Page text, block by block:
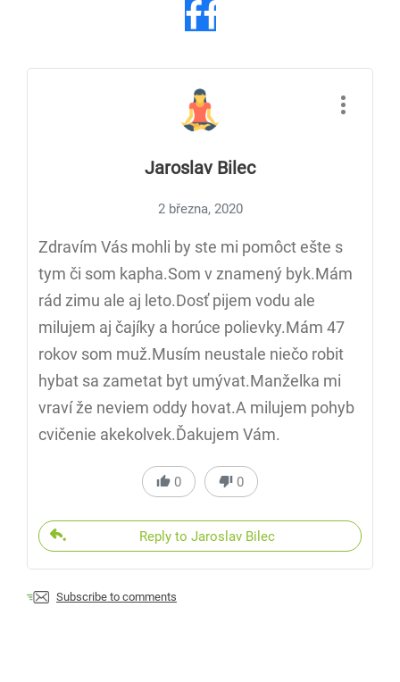
Jaroslav Bilec
2 března, 2020
Zdravím Vás mohli by ste mi pomôct ešte s
tym či som kapha.Som v znamený byk.Mám
rád zimu ale aj leto.Dosť pijem vodu ale
milujem aj čajíky a horúce polievky.Mám 47
rokov som muž.Musím neustale niečo robit
hybat sa zametat byt umývat.Manželka mi
vraví že neviem oddy hovat.A milujem pohyb
cvičenie akekolvek.Ďakujem Vám.
0 0
Reply to Jaroslav Bilec
Subscribe to comments